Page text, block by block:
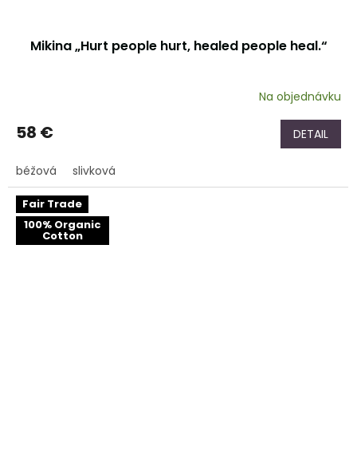
Mikina „Hurt people hurt, healed people heal.“
Na objednávku
58 € DETAIL
béžová slivková
Fair Trade
100% Organic
Cotton